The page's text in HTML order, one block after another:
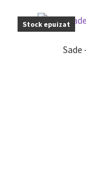
Stock epuizat